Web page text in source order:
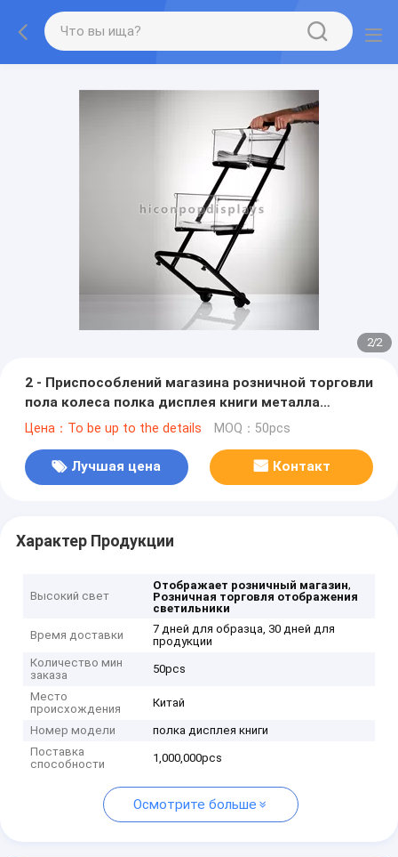
2/2
2 - Приспособлений магазина розничной торговли
пола колеса полка дисплея книги металла
коробки коммерчески акриловая
Цена：To be up to the details MOQ：50pcs
Лучшая цена Контакт
Характер Продукции
Высокий свет
Отображает розничный магазин,
Розничная торговля отображения
светильники
Время доставки
7 дней для образца, 30 дней для
продукции
Количество мин
заказа
50pcs
Место
происхождения
Китай
Номер модели
полка дисплея книги
Поставка
способности
1,000,000pcs
Осмотрите больше